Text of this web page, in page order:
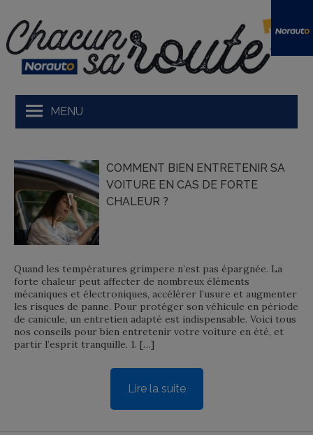
content
MENU
Tests produit
Prendre la route
En avant
Développement durable
Podcasts Norauto
COMMENT BIEN ENTRETENIR SA
VOITURE EN CAS DE FORTE
CHALEUR ?
Quand les températures grimpere n’est pas épargnée. La
forte chaleur peut affecter de nombreux éléments
mécaniques et électroniques, accélérer l’usure et augmenter
les risques de panne. Pour protéger son véhicule en période
de canicule, un entretien adapté est indispensable. Voici tous
nos conseils pour bien entretenir votre voiture en été, et
partir l’esprit tranquille. 1. […]
Lire la suite